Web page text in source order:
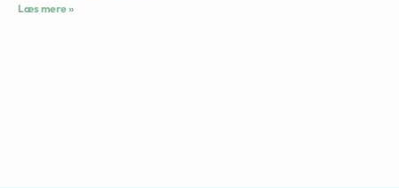
Læs mere »